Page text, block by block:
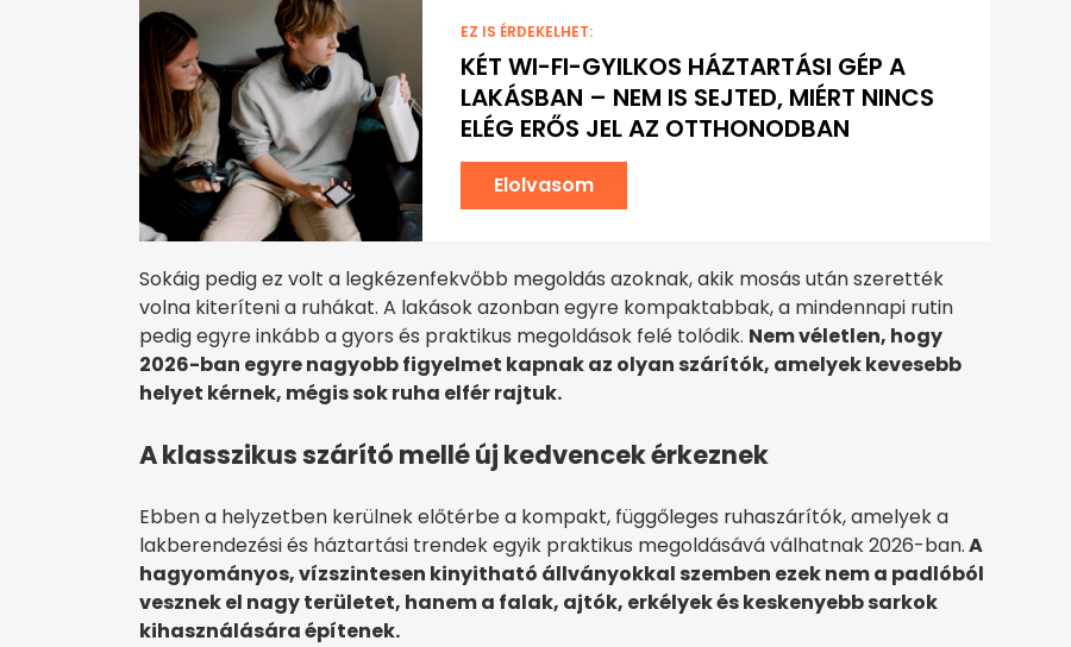
EZ IS ÉRDEKELHET:
KÉT WI-FI-GYILKOS HÁZTARTÁSI GÉP A
LAKÁSBAN – NEM IS SEJTED, MIÉRT NINCS
ELÉG ERŐS JEL AZ OTTHONODBAN
Elolvasom
Sokáig pedig ez volt a legkézenfekvőbb megoldás azoknak, akik mosás után szerették
volna kiteríteni a ruhákat. A lakások azonban egyre kompaktabbak, a mindennapi rutin
pedig egyre inkább a gyors és praktikus megoldások felé tolódik. Nem véletlen, hogy
2026-ban egyre nagyobb figyelmet kapnak az olyan szárítók, amelyek kevesebb
helyet kérnek, mégis sok ruha elfér rajtuk.
A klasszikus szárító mellé új kedvencek érkeznek
Ebben a helyzetben kerülnek előtérbe a kompakt, függőleges ruhaszárítók, amelyek a
lakberendezési és háztartási trendek egyik praktikus megoldásává válhatnak 2026-ban.A
hagyományos, vízszintesen kinyitható állványokkal szemben ezek nem a padlóból
vesznek el nagy területet, hanem a falak, ajtók, erkélyek és keskenyebb sarkok
kihasználására építenek.